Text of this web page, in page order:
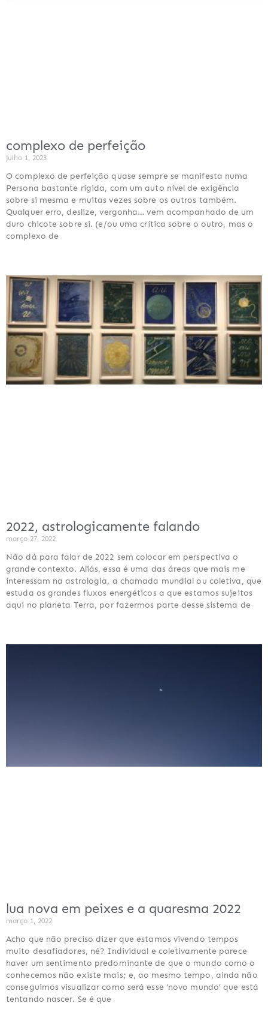
complexo de perfeição
julho 1, 2023
O complexo de perfeição quase sempre se manifesta numa
Persona bastante rígida, com um auto nível de exigência
sobre si mesma e muitas vezes sobre os outros também.
Qualquer erro, deslize, vergonha… vem acompanhado de um
duro chicote sobre si. (e/ou uma crítica sobre o outro, mas o
complexo de
2022, astrologicamente falando
março 27, 2022
Não dá para falar de 2022 sem colocar em perspectiva o
grande contexto. Aliás, essa é uma das áreas que mais me
interessam na astrologia, a chamada mundial ou coletiva, que
estuda os grandes fluxos energéticos a que estamos sujeitos
aqui no planeta Terra, por fazermos parte desse sistema de
lua nova em peixes e a quaresma 2022
março 1, 2022
Acho que não preciso dizer que estamos vivendo tempos
muito desafiadores, né? Individual e coletivamente parece
haver um sentimento predominante de que o mundo como o
conhecemos não existe mais; e, ao mesmo tempo, ainda não
conseguimos visualizar como será esse ‘novo mundo’ que está
tentando nascer. Se é que